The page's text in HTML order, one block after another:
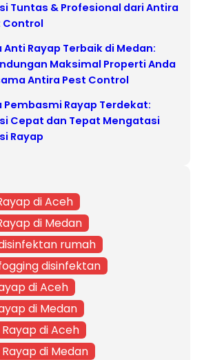
Tuntas & Profesional dari Antira
Control
Anti Rayap Terbaik di Medan:
Maksimal Properti Anda
Antira Pest Control
Pembasmi Rayap Terdekat:
Cepat dan Tepat Mengatasi
Rayap
di Aceh
di Medan
rumah
disinfektan
di Aceh
di Medan
di Aceh
di Medan